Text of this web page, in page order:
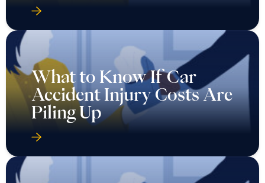
What to Know If Car
Accident Injury Costs Are
Piling Up